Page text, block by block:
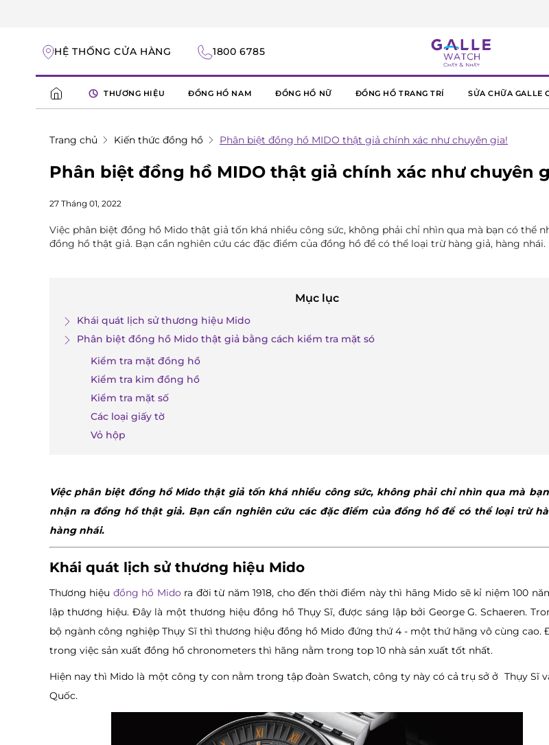
HỆ THỐNG CỬA HÀNG 1800 6785
THƯƠNG HIỆU ĐỒNG HỒ NAM ĐỒNG HỒ NỮ ĐỒNG HỒ TRANG TRÍ SỬA CHỮA GALLE
Trang chủ Kiến thức đồng hồ Phân biệt đồng hồ MIDO thật giả chính xác như chuyên gia!
Phân biệt đồng hồ MIDO thật giả chính xác như chuyên
27 Tháng 01, 2022
Việc phân biệt đồng hồ Mido thật giả tốn khá nhiều công sức, không phải chỉ nhìn qua mà bạn có thể
đồng hồ thật giả. Bạn cần nghiên cứu các đặc điểm của đồng hồ để có thể loại trừ hàng giả, hàng nhái.
Mục lục
Khái quát lịch sử thương hiệu Mido
Phân biệt đồng hồ Mido thật giả bằng cách kiểm tra mặt só
Kiểm tra mặt đồng hồ
Kiểm tra kim đồng hồ
Kiểm tra mặt số
Các loại giấy tờ
Vỏ hộp
Việc phân biệt đồng hồ Mido thật giả tốn khá nhiều công sức, không phải chỉ nhìn qua mà
nhận ra đồng hồ thật giả. Bạn cần nghiên cứu các đặc điểm của đồng hồ để có thể loại trừ
hàng nhái.
Khái quát lịch sử thương hiệu Mido
Thương hiệu đồng hồ Mido ra đời từ năm 1918, cho đến thời điểm này thì hãng Mido sẽ kỉ niệm 100
lập thương hiệu. Đây là một thương hiệu đồng hồ Thụy Sĩ, được sáng lập bởi George G. Schaeren.
bộ ngành công nghiệp Thụy Sĩ thì thương hiệu đồng hồ Mido đứng thứ 4 - một thứ hãng vô cùng cao.
trong việc sản xuất đồng hồ chronometers thì hãng nằm trong top 10 nhà sản xuất tốt nhất.
Hiện nay thì Mido là một công ty con nằm trong tập đoàn Swatch, công ty này có cả trụ sở ở Thụy Sĩ
Quốc.